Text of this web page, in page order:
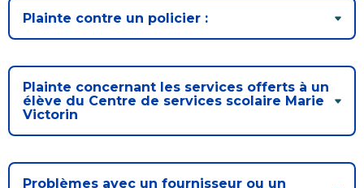
Plainte contre un policier :
Plainte concernant les services offerts à un
élève du Centre de services scolaire Marie
Victorin
Problèmes avec un fournisseur ou un